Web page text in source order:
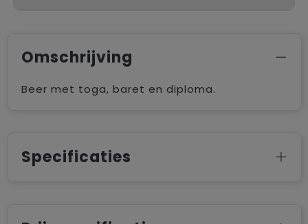
Omschrijving
Beer met toga, baret en diploma.
Specificaties